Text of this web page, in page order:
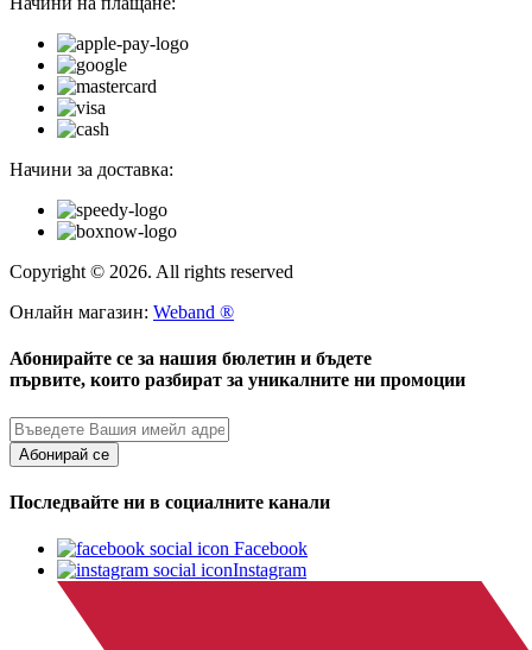
Начини за доставка:
Copyright © 2026. All rights reserved
Онлайн магазин: Weband ®
Абонирайте се за нашия бюлетин и бъдете
първите, които разбират за уникалните ни промоции
Абонирай се
Последвайте ни в социалните канали
Facebook
Instagram